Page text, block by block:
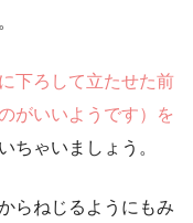
下ろして立たせた前
がいいようです）を
ちゃいましょう。
らねじるようにもみ